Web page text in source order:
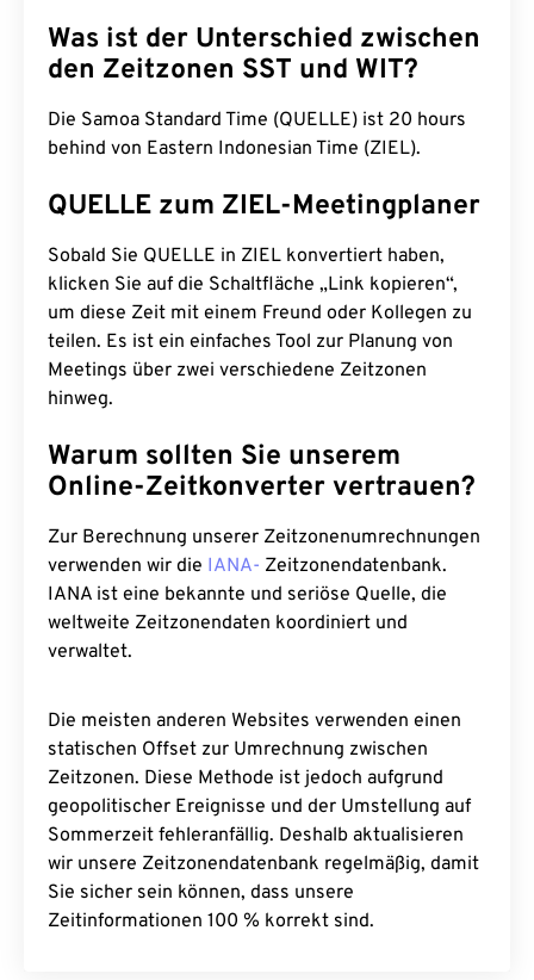
Was ist der Unterschied zwischen
den Zeitzonen SST und WIT?
Die Samoa Standard Time (QUELLE) ist 20 hours
behind von Eastern Indonesian Time (ZIEL).
QUELLE zum ZIEL-Meetingplaner
Sobald Sie QUELLE in ZIEL konvertiert haben,
klicken Sie auf die Schaltfläche „Link kopieren“,
um diese Zeit mit einem Freund oder Kollegen zu
teilen. Es ist ein einfaches Tool zur Planung von
Meetings über zwei verschiedene Zeitzonen
hinweg.
Warum sollten Sie unserem
Online-Zeitkonverter vertrauen?
Zur Berechnung unserer Zeitzonenumrechnungen
verwenden wir die IANA- Zeitzonendatenbank.
IANA ist eine bekannte und seriöse Quelle, die
weltweite Zeitzonendaten koordiniert und
verwaltet.
Die meisten anderen Websites verwenden einen
statischen Offset zur Umrechnung zwischen
Zeitzonen. Diese Methode ist jedoch aufgrund
geopolitischer Ereignisse und der Umstellung auf
Sommerzeit fehleranfällig. Deshalb aktualisieren
wir unsere Zeitzonendatenbank regelmäßig, damit
Sie sicher sein können, dass unsere
Zeitinformationen 100 % korrekt sind.